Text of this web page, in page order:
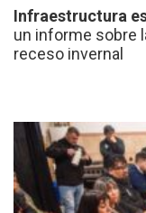
Infraestructura
un informe sobre
receso invernal